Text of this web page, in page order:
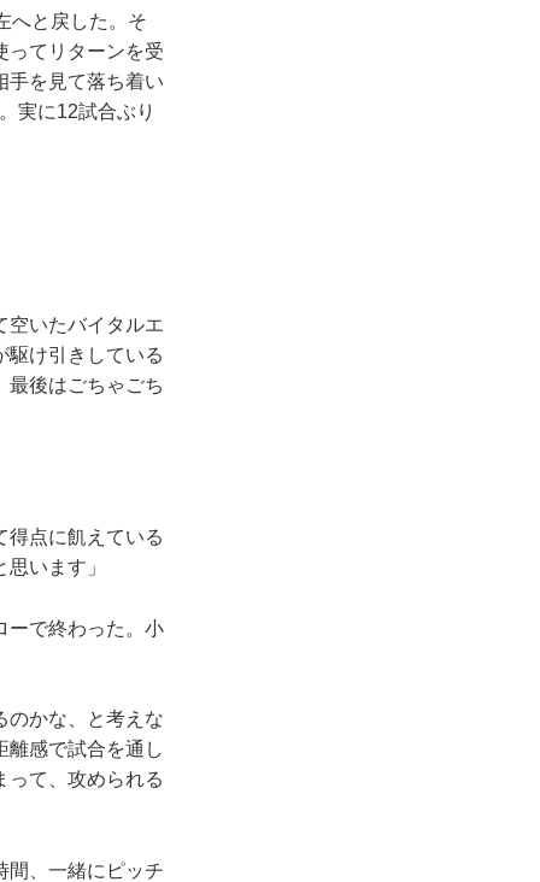
へと戻した。そ
ってリターンを受
手を見て落ち着い
実に12試合ぶり
空いたバイタルエ
駆け引きしている
最後はごちゃごち
得点に飢えている
います」
ーで終わった。小
のかな、と考えな
離感で試合を通し
って、攻められる
間、一緒にピッチ